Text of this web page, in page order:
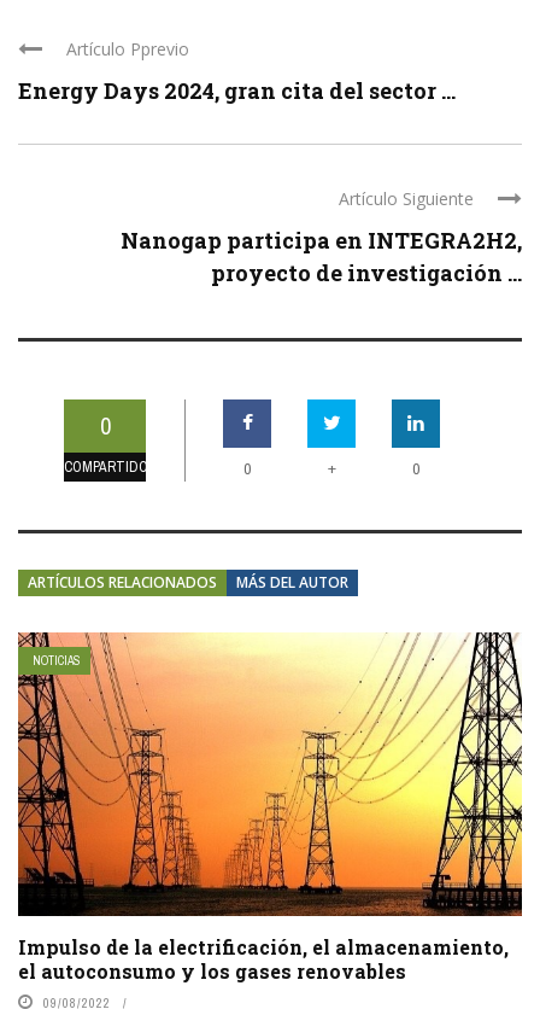
Artículo Pprevio
Energy Days 2024, gran cita del sector ...
Artículo Siguiente
Nanogap participa en INTEGRA2H2,
proyecto de investigación ...
0
COMPARTIDOS 0 + 0
ARTÍCULOS RELACIONADOS MÁS DEL AUTOR
NOTICIAS
Impulso de la electrificación, el almacenamiento,
el autoconsumo y los gases renovables
09/08/2022